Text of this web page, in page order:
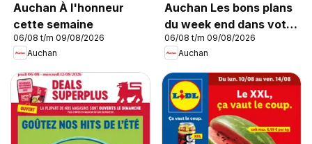
Auchan À l'honneur
cette semaine
06/08 t/m 09/08/2026
Auchan
Auchan Les bons plans
du week end dans votre
super !
06/08 t/m 09/08/2026
Auchan